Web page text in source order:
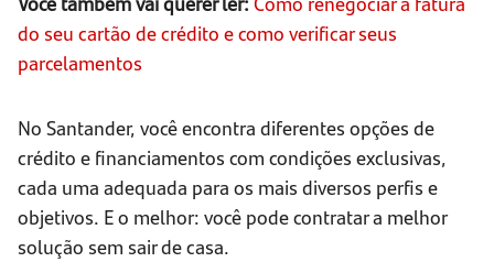
do seu cartão de crédito e como verificar seus
parcelamentos
No Santander, você encontra diferentes opções de
crédito e financiamentos com condições exclusivas,
cada uma adequada para os mais diversos perfis e
objetivos. E o melhor: você pode contratar a melhor
solução sem sair de casa.